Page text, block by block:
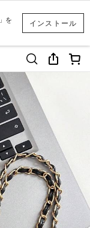
インストール
を